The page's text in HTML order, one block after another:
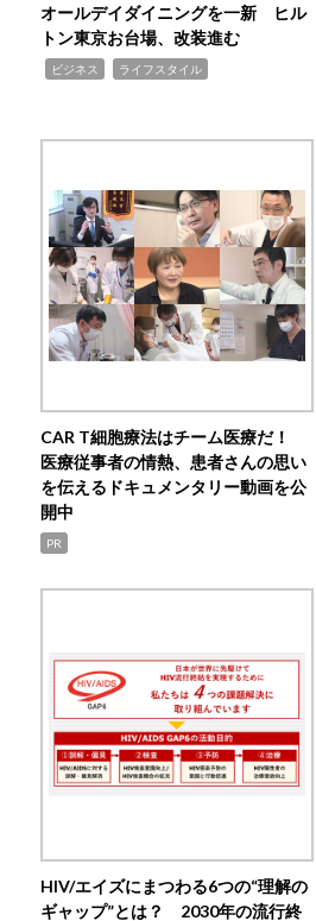
オールデイダイニングを一新 ヒル
トン東京お台場、改装進む
ビジネス ライフスタイル
CAR T細胞療法はチーム医療だ！
医療従事者の情熱、患者さんの思い
を伝えるドキュメンタリー動画を公
開中
PR
HIV/エイズにまつわる6つの“理解の
ギャップ”とは？ 2030年の流行終